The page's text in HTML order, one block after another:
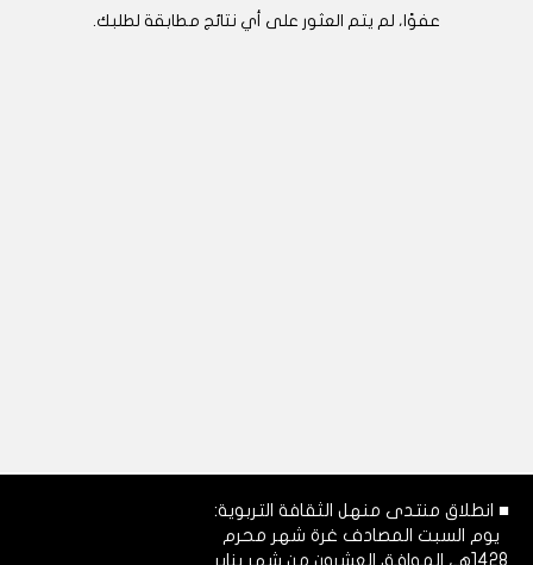
عفوًا، لم يتم العثور على أي نتائج مطابقة لطلبك.
■ انطلاق منتدى منهل الثقافة التربوية:
يوم السبت المصادف غرة شهر محرم
1428هـ، الموافق العشرون من شهر يناير